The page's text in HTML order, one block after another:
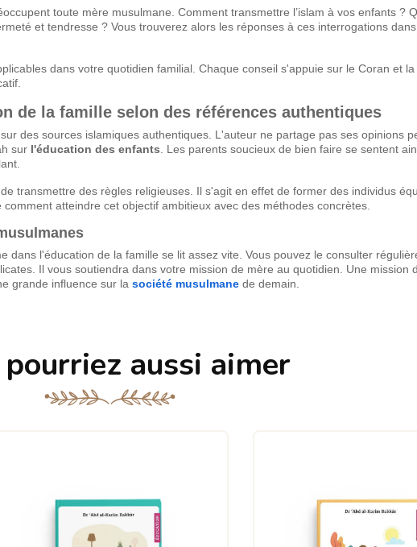
toute mère musulmane. Comment transmettre l’islam à vos enfants ?
et tendresse ? Vous trouverez alors les réponses à ces interrogations
dans votre quotidien familial. Chaque conseil s'appuie sur le Coran et
de la famille selon des références authentiques
des sources islamiques authentiques. L'auteur ne partage pas ses opinions
sur l'éducation des enfants . Les parents soucieux de bien faire se sentent
transmettre des règles religieuses. Il s'agit en effet de former des individus
atteindre cet objectif ambitieux avec des méthodes concrètes.
dans l'éducation de la famille se lit assez vite. Vous pouvez le consulter
Il vous soutiendra dans votre mission de mère au quotidien. Une mission
grande influence sur la société musulmane de demain.
aussi aimer